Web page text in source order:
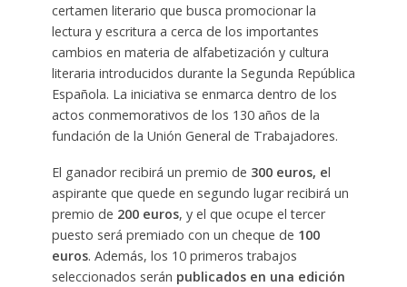
certamen literario que busca promocionar la
lectura y escritura a cerca de los importantes
cambios en materia de alfabetización y cultura
literaria introducidos durante la Segunda República
Española. La iniciativa se enmarca dentro de los
actos conmemorativos de los 130 años de la
fundación de la Unión General de Trabajadores.
El ganador recibirá un premio de 300 euros, el
aspirante que quede en segundo lugar recibirá un
premio de 200 euros, y el que ocupe el tercer
puesto será premiado con un cheque de 100
euros. Además, los 10 primeros trabajos
seleccionados serán publicados en una edición